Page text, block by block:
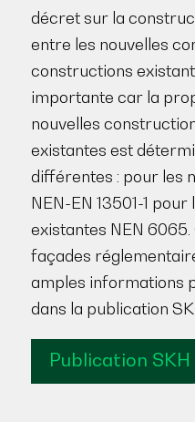
décret sur la
entre les nouvelles
constructions
importante car la
nouvelles
existantes est
différentes : pour les
NEN-EN 13501-1
existantes NEN
façades
amples informations
dans la publication
Publication SKH